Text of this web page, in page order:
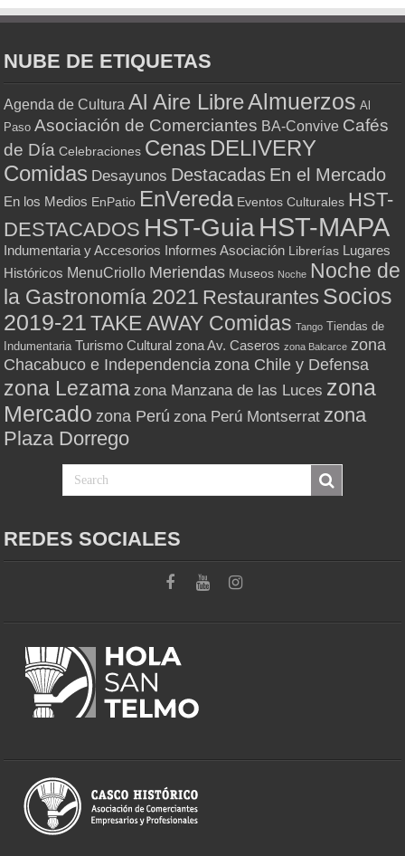
NUBE DE ETIQUETAS
Agenda de Cultura Al Aire LibreAlmuerzos Al
Paso Asociación de Comerciantes BA-Convive Cafés
de Día Celebraciones Cenas DELIVERY
Comidas Desayunos Destacadas En el Mercado
En los Medios EnPatio EnVereda Eventos Culturales HST-
DESTACADOS HST-GuiaHST-MAPA
Indumentaria y Accesorios Informes Asociación Librerías Lugares
Históricos MenuCriollo Meriendas Museos Noche Noche de
la Gastronomía 2021 Restaurantes Socios
2019-21 TAKE AWAY Comidas Tango Tiendas de
Indumentaria Turismo Cultural zona Av. Caseros zona Balcarce zona
Chacabuco e Independencia zona Chile y Defensa
zona Lezama zona Manzana de las Luces zona
Mercado zona Perú zona Perú Montserrat zona
Plaza Dorrego
REDES SOCIALES